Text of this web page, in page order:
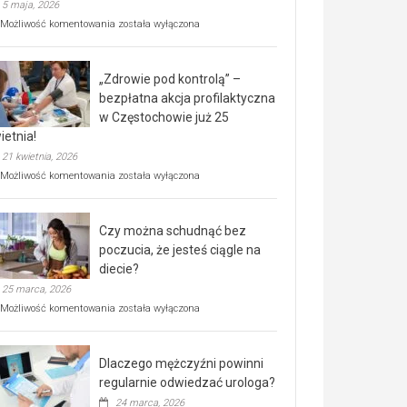
5 maja, 2026
Możliwość komentowania Rusza
rehabilitacji
dla
seniorów!
została wyłączona
„Zdrowie pod kontrolą” –
bezpłatna akcja profilaktyczna
w Częstochowie już 25
21 kwietnia, 2026
Możliwość komentowania „Zdrowie
bezpłatna
akcja
profilaktyczna
w
już
kwietnia!
została wyłączona
Czy można schudnąć bez
poczucia, że jesteś ciągle na
diecie?
25 marca, 2026
Możliwość komentowania Czy
poczucia,
że
została wyłączona
Dlaczego mężczyźni powinni
regularnie odwiedzać urologa?
24 marca, 2026